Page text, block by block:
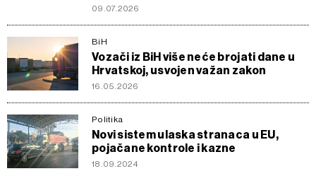
09.07.2026
BiH
Vozači iz BiH više neće brojati dane u
Hrvatskoj, usvojen važan zakon
16.05.2026
Politika
Novi sistem ulaska stranaca u EU,
pojačane kontrole i kazne
18.09.2024